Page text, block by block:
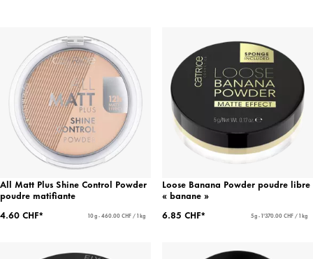
All Matt Plus Shine Control Powder
poudre matifiante
4.60 CHF*
10 g - 460.00 CHF / 1 kg
Loose Banana Powder poudre libre
« banane »
6.85 CHF*
5 g - 1'370.00 CHF / 1 kg